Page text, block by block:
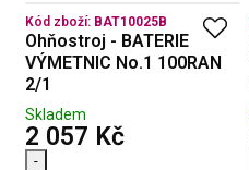
Kód zboží: BAT10025B
Ohňostroj - BATERIE
VÝMETNIC No.1 100RAN
2/1
Skladem
2 057 Kčs DPH
-